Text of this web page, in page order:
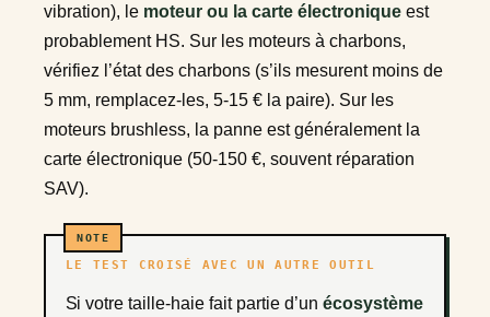
vibration), le moteur ou la carte électronique est
probablement HS. Sur les moteurs à charbons,
vérifiez l’état des charbons (s’ils mesurent moins de
5 mm, remplacez-les, 5-15 € la paire). Sur les
moteurs brushless, la panne est généralement la
carte électronique (50-150 €, souvent réparation
SAV).
LE TEST CROISÉ AVEC UN AUTRE OUTIL
Si votre taille-haie fait partie d’unécosystème